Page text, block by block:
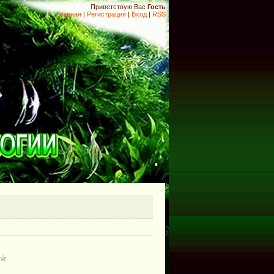
Приветствую Вас Гость
Главная | Регистрация | Вход | RSS
.